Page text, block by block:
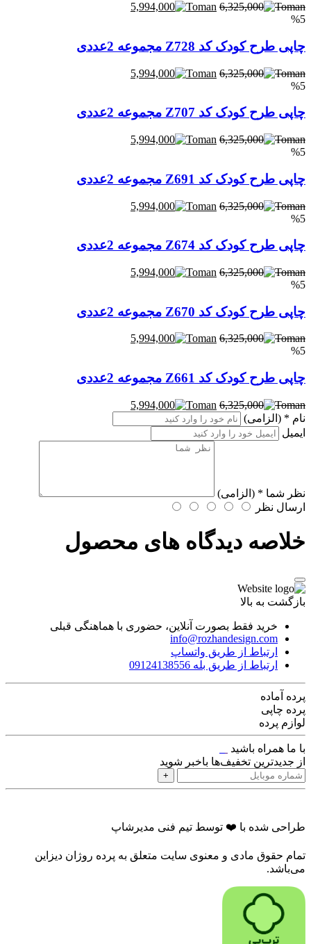
6,325,000
5,994,000
%5
چاپی طرح کودک کد Z728 مجموعه 2عددی
6,325,000
5,994,000
%5
چاپی طرح کودک کد Z707 مجموعه 2عددی
6,325,000
5,994,000
%5
چاپی طرح کودک کد Z691 مجموعه 2عددی
6,325,000
5,994,000
%5
چاپی طرح کودک کد Z674 مجموعه 2عددی
6,325,000
5,994,000
%5
چاپی طرح کودک کد Z670 مجموعه 2عددی
6,325,000
5,994,000
%5
چاپی طرح کودک کد Z661 مجموعه 2عددی
6,325,000
5,994,000
نام * (الزامی)
ایمیل
نظر شما * (الزامی)
ارسال نظر
خلاصه دیدگاه های محصول
بازگشت به بالا
خرید فقط بصورت آنلاین، حضوری با هماهنگی قبلی
info@rozhandesign.com
ارتباط از طریق واتساپ
ارتباط از طریق بله 09124138556
پرده‌ آماده
پرده چاپی
لوازم پرده
با ما همراه باشید
از جدیدترین تخفیف‌ها باخبر شوید
+
طراحی شده با ❤️ توسط تیم فنی مدیرشاپ
تمام حقوق مادی و معنوی سایت متعلق به پرده روژان دیزاین
می‌باشد.